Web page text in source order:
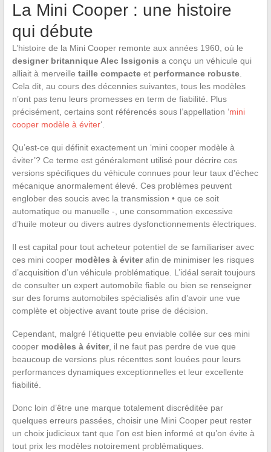
La Mini Cooper : une histoire
qui débute
L’histoire de la Mini Cooper remonte aux années 1960, où le
designer britannique Alec Issigonis a conçu un véhicule qui
alliait à merveille taille compacteet performance robuste.
Cela dit, au cours des décennies suivantes, tous les modèles
n’ont pas tenu leurs promesses en term de fiabilité. Plus
précisément, certains sont référencés sous l’appellation ‘mini
cooper modèle à éviter‘.
Qu’est-ce qui définit exactement un ‘mini cooper modèle à
éviter’? Ce terme est généralement utilisé pour décrire ces
versions spécifiques du véhicule connues pour leur taux d’échec
mécanique anormalement élevé. Ces problèmes peuvent
englober des soucis avec la transmission • que ce soit
automatique ou manuelle -, une consommation excessive
d’huile moteur ou divers autres dysfonctionnements électriques.
Il est capital pour tout acheteur potentiel de se familiariser avec
ces mini cooper modèles à éviterafin de minimiser les risques
d’acquisition d’un véhicule problématique. L’idéal serait toujours
de consulter un expert automobile fiable ou bien se renseigner
sur des forums automobiles spécialisés afin d’avoir une vue
complète et objective avant toute prise de décision.
Cependant, malgré l’étiquette peu enviable collée sur ces mini
cooper modèles à éviter, il ne faut pas perdre de vue que
beaucoup de versions plus récenttes sont louées pour leurs
performances dynamiques exceptionnelles et leur excellente
fiabilité.
Donc loin d’être une marque totalement discréditée par
quelques erreurs passées, choisir une Mini Cooper peut rester
un choix judicieux tant que l’on est bien informé et qu’on évite à
tout prix les modèles notoirement problématiques.